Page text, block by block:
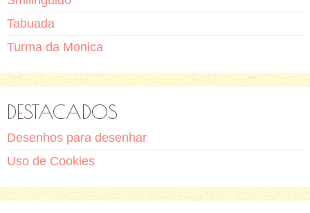
Tabuada
Turma da Monica
DESTACADOS
Desenhos para desenhar
Uso de Cookies